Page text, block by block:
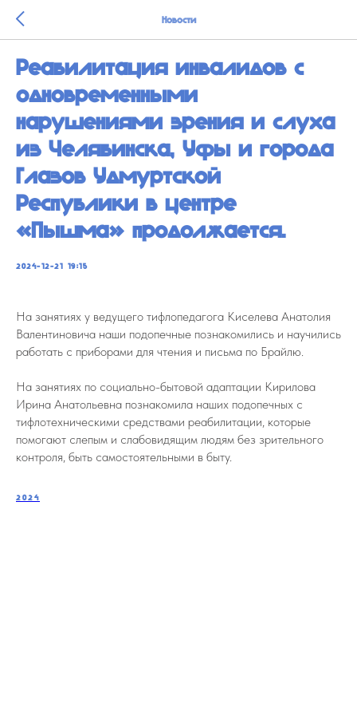
Новости
Реабилитация инвалидов с
одновременными
нарушениями зрения и слуха
из Челябинска, Уфы и города
Глазов Удмуртской
Республики в центре
«Пышма» продолжается.
2024-12-21 19:15
На занятиях у ведущего тифлопедагога Киселева Анатолия
Валентиновича наши подопечные познакомились и научились
работать с приборами для чтения и письма по Брайлю.
На занятиях по социально-бытовой адаптации Кирилова
Ирина Анатольевна познакомила наших подопечных с
тифлотехническими средствами реабилитации, которые
помогают слепым и слабовидящим людям без зрительного
контроля, быть самостоятельными в быту.
2024